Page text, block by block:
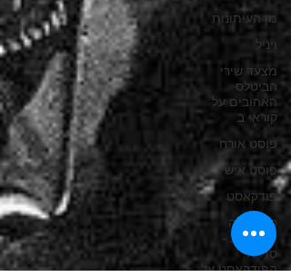
מן העיתונות
ויניל
מצעד שירי
הביטלס
האהובים על
קוראי ב
פוסט אורח
פוסט אישי
פודקאסט
סימפוניה
שמיימית -
סדרת
הפודקאסט על